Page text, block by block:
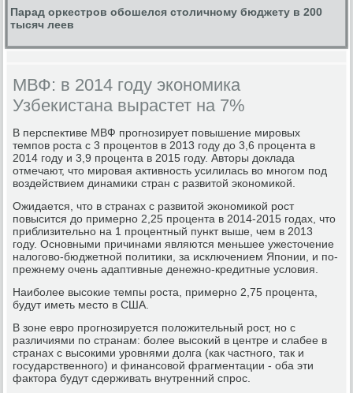
Парад оркестров обошелся столичному бюджету в 200
тысяч леев
МВФ: в 2014 году экономика
Узбекистана вырастет на 7%
В перспективе МВФ прогнозирует повышение мировых
темпов роста с 3 процентов в 2013 году до 3,6 процента в
2014 году и 3,9 процента в 2015 году. Авторы доклада
отмечают, что мировая активность усилилась во многом под
воздействием динамики стран с развитой экономикой.
Ожидается, что в странах с развитой экономикой рост
повысится до примерно 2,25 процента в 2014-2015 годах, что
приблизительно на 1 процентный пункт выше, чем в 2013
году. Основными причинами являются меньшее ужесточение
налогово-бюджетной политики, за исключением Японии, и по-
прежнему очень адаптивные денежно-кредитные условия.
Наиболее высокие темпы роста, примерно 2,75 процента,
будут иметь место в США.
В зоне евро прогнозируется положительный рост, но с
различиями по странам: более высокий в центре и слабее в
странах с высокими уровнями долга (как частного, так и
государственного) и финансовой фрагментации - оба эти
фактора будут сдерживать внутренний спрос.